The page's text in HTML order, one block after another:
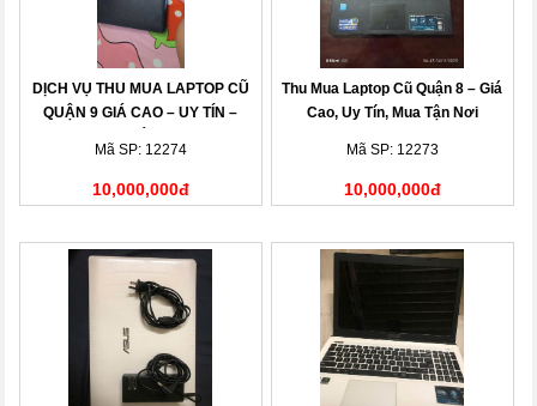
DỊCH VỤ THU MUA LAPTOP CŨ
QUẬN 9 GIÁ CAO – UY TÍN –
Mã SP: 12274
10,000,000đ
Thu Mua Laptop Cũ Quận 8 – Giá
Cao, Uy Tín, Mua Tận Nơi
Mã SP: 12273
10,000,000đ